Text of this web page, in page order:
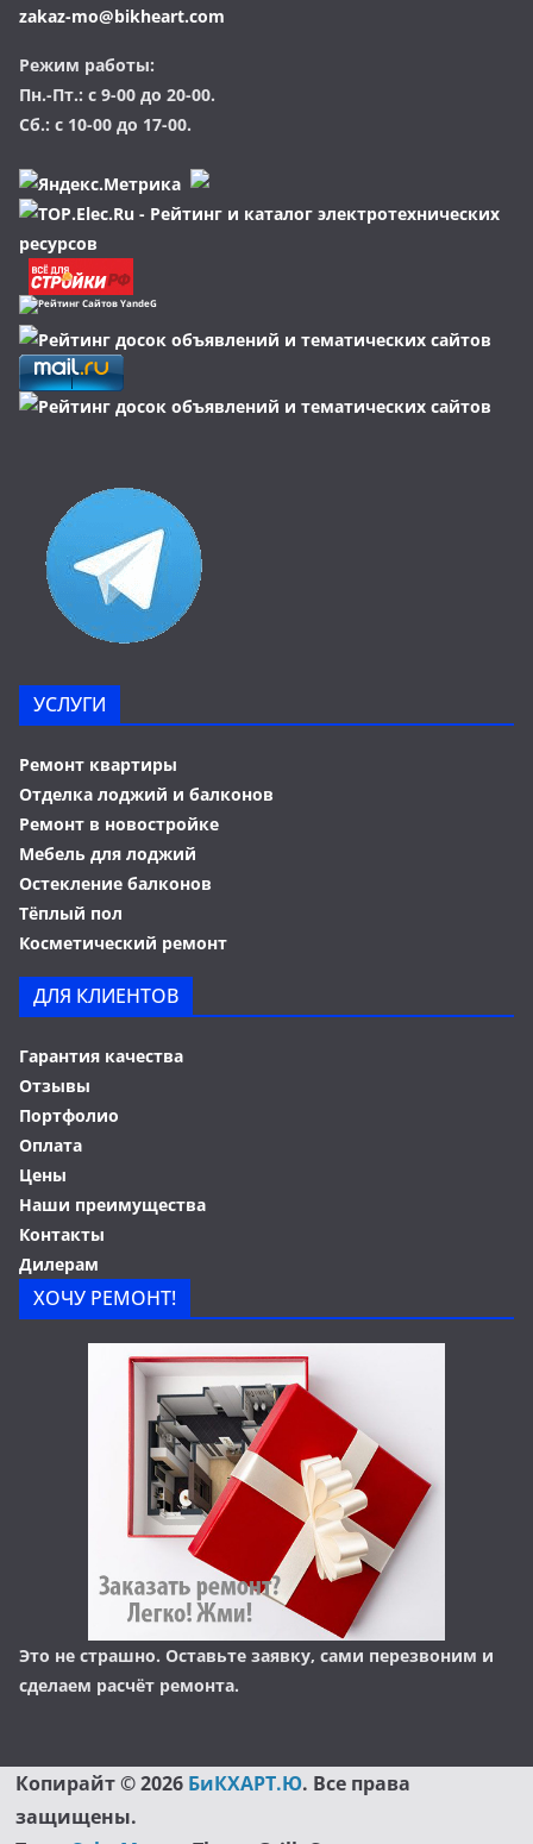
zakaz-mo@bikheart.com
Режим работы:
Пн.-Пт.: с 9-00 до 20-00.
Сб.: с 10-00 до 17-00.
УСЛУГИ
Ремонт квартиры
Отделка лоджий и балконов
Ремонт в новостройке
Мебель для лоджий
Остекление балконов
Тёплый пол
Косметический ремонт
ДЛЯ КЛИЕНТОВ
Гарантия качества
Отзывы
Портфолио
Оплата
Цены
Наши преимущества
Контакты
Дилерам
ХОЧУ РЕМОНТ!
Это не страшно. Оставьте заявку, сами перезвоним и
сделаем расчёт ремонта.
Копирайт © 2026 БиКХАРТ.Ю. Все права
защищены.